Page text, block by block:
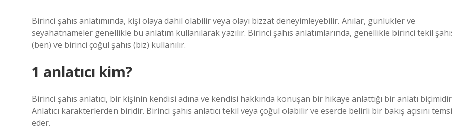
Birinci şahıs anlatımında, kişi olaya dahil olabilir veya olayı bizzat deneyimleyebilir. Anılar, günlükler ve
seyahatnameler genellikle bu anlatım kullanılarak yazılır. Birinci şahıs anlatımlarında, genellikle birinci tekil
(ben) ve birinci çoğul şahıs (biz) kullanılır.
1 anlatıcı kim?
Birinci şahıs anlatıcı, bir kişinin kendisi adına ve kendisi hakkında konuşan bir hikaye anlattığı bir anlatı
Anlatıcı karakterlerden biridir. Birinci şahıs anlatıcı tekil veya çoğul olabilir ve eserde belirli bir bakış açısını
eder.